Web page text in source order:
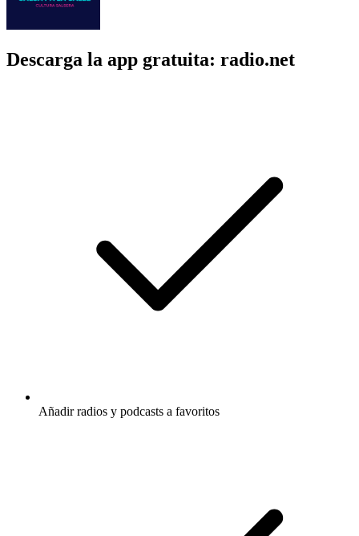
Descarga la app gratuita: radio.net
Añadir radios y podcasts a favoritos